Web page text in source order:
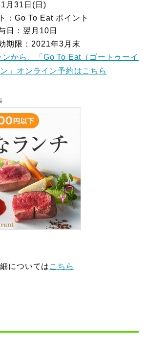
月31日(日)
：Go To Eat ポイント
日：翌月10日
期限：2021年3月末
から、「Go To Eat（ゴートゥーイ
」オンライン予約はこちら
については こちら